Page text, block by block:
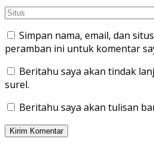
Simpan nama, email, dan
peramban ini untuk komentar
Beritahu saya akan tindak
surel.
Beritahu saya akan tulisan